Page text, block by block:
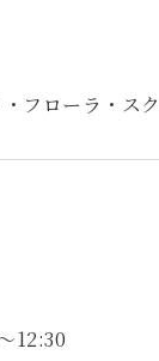
フローラ・ス
12:30